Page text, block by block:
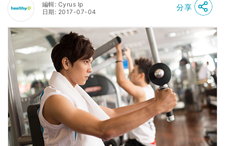
編輯: Cyrus Ip
日期: 2017-07-04
分享